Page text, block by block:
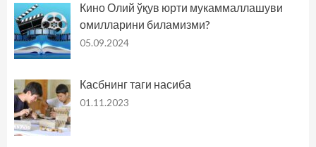
Кино Олий ўқув юрти мукаммаллашуви
омилларини биламизми?
05.09.2024
Касбнинг таги насиба
01.11.2023